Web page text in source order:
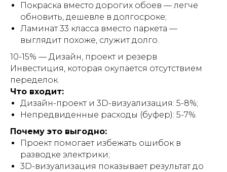
Покраска вместо дорогих обоев — легче
обновить, дешевле в долгосроке;
Ламинат 33 класса вместо паркета —
выглядит похоже, служит долго.
10-15% — Дизайн, проект и резерв
Инвестиция, которая окупается отсутствием
переделок.
Что входит:
Дизайн-проект и 3D-визуализация: 5-8%;
Непредвиденные расходы (буфер): 5-7%.
Почему это выгодно:
Проект помогает избежать ошибок в
разводке электрики;
3D-визуализация показывает результат до